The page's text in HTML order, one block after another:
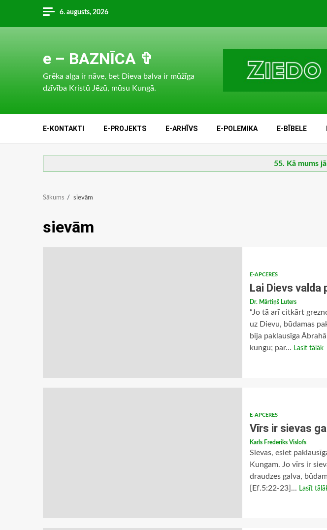
content
6. augusts, 2026
e – BAZNĪCA ✞
Grēka alga ir nāve, bet Dieva balva ir mūžīga
dzīvība Kristū Jēzū, mūsu Kungā.
E-KONTAKTI E-PROJEKTS E-ARHĪVS E-POLEMIKA E-BĪBELE
55. Kā mums
Sākums sievām
sievām
E-APCERES
Lai Dievs valda
Dr. Mārtiņš Luters
“Jo tā arī citkārt
uz Dievu, būdamas
bija paklausīga
kungu; par... Lasīt tālāk
E-APCERES
Vīrs ir sievas
Karls Frederiks Vislofs
Sievas, esiet
Kungam. Jo vīrs ir
draudzes galva,
[Ef.5:22-23]... Lasīt